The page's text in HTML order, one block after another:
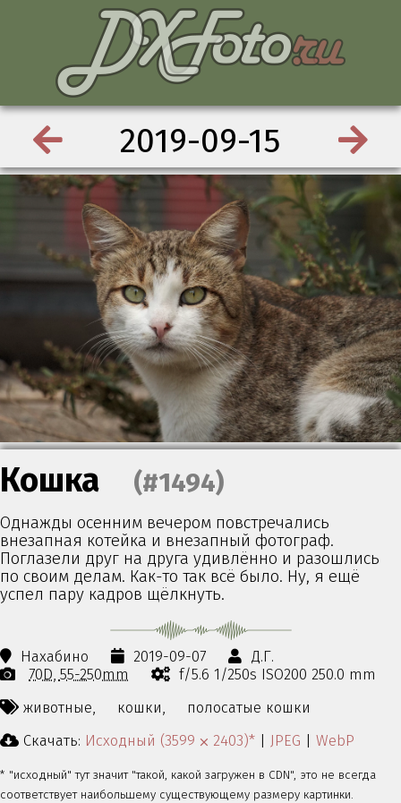
2019-09-15
Кошка (#1494)
Однажды осенним вечером повстречались
внезапная котейка и внезапный фотограф.
Поглазели друг на друга удивлённо и разошлись
по своим делам. Как-то так всё было. Ну, я ещё
успел пару кадров щёлкнуть.
Нахабино 2019-09-07
Д.Г.
70D 55-250mm
f/5.6 1/250s ISO200 250.0 mm
животные,
кошки,
полосатые кошки
Скачать: Исходный (3599 ⨉ 2403)* | JPEG | WebP
* "исходный" тут значит "такой, какой загружен в CDN", это не всегда
соответствует наибольшему существующему размеру картинки.